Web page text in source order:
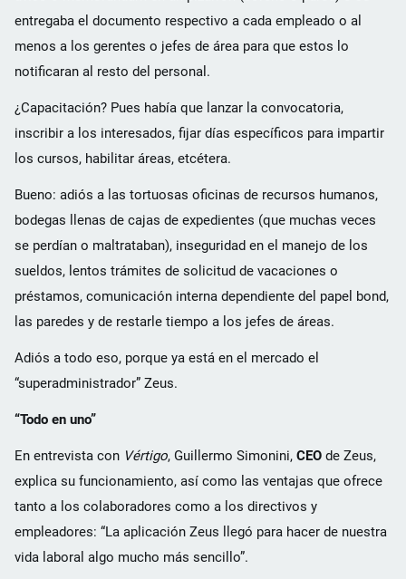
entregaba el documento respectivo a cada empleado o al
menos a los gerentes o jefes de área para que estos lo
notificaran al resto del personal.
¿Capacitación? Pues había que lanzar la convocatoria,
inscribir a los interesados, fijar días específicos para impartir
los cursos, habilitar áreas, etcétera.
Bueno: adiós a las tortuosas oficinas de recursos humanos,
bodegas llenas de cajas de expedientes (que muchas veces
se perdían o maltrataban), inseguridad en el manejo de los
sueldos, lentos trámites de solicitud de vacaciones o
préstamos, comunicación interna dependiente del papel bond,
las paredes y de restarle tiempo a los jefes de áreas.
Adiós a todo eso, porque ya está en el mercado el
“superadministrador” Zeus.
“Todo en uno”
En entrevista con Vértigo, Guillermo Simonini, CEO de Zeus,
explica su funcionamiento, así como las ventajas que ofrece
tanto a los colaboradores como a los directivos y
empleadores: “La aplicación Zeus llegó para hacer de nuestra
vida laboral algo mucho más sencillo”.